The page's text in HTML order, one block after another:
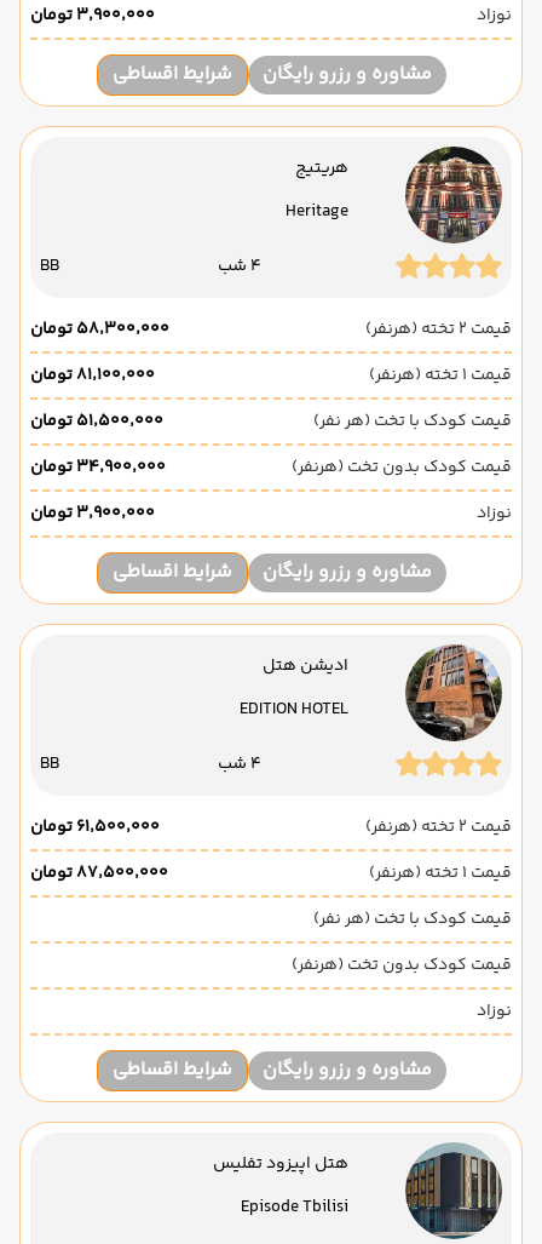
نوزاد
۳٬۹۰۰٬۰۰۰ تومان
مشاوره و رزرو رایگان شرایط اقساطی
هریتیج
Heritage
4 شب BB
قیمت 2 تخته (هرنفر)
۵۸٬۳۰۰٬۰۰۰ تومان
قیمت 1 تخته (هرنفر)
۸۱٬۱۰۰٬۰۰۰ تومان
قیمت کودک با تخت (هر نفر)
۵۱٬۵۰۰٬۰۰۰ تومان
قیمت کودک بدون تخت (هرنفر)
۳۴٬۹۰۰٬۰۰۰ تومان
نوزاد
۳٬۹۰۰٬۰۰۰ تومان
مشاوره و رزرو رایگان شرایط اقساطی
ادیشن هتل
EDITION HOTEL
4 شب BB
قیمت 2 تخته (هرنفر)
۶۱٬۵۰۰٬۰۰۰ تومان
قیمت 1 تخته (هرنفر)
۸۷٬۵۰۰٬۰۰۰ تومان
قیمت کودک با تخت (هر نفر)
قیمت کودک بدون تخت (هرنفر)
نوزاد
مشاوره و رزرو رایگان شرایط اقساطی
هتل اپیزود تفلیس
Episode Tbilisi